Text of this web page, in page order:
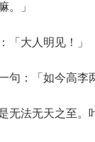
。」
大人明见！」
：「如今高李
无法无天之至。